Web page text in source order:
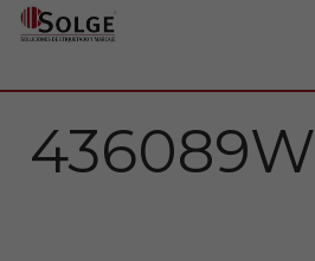
Impresoras
436089W